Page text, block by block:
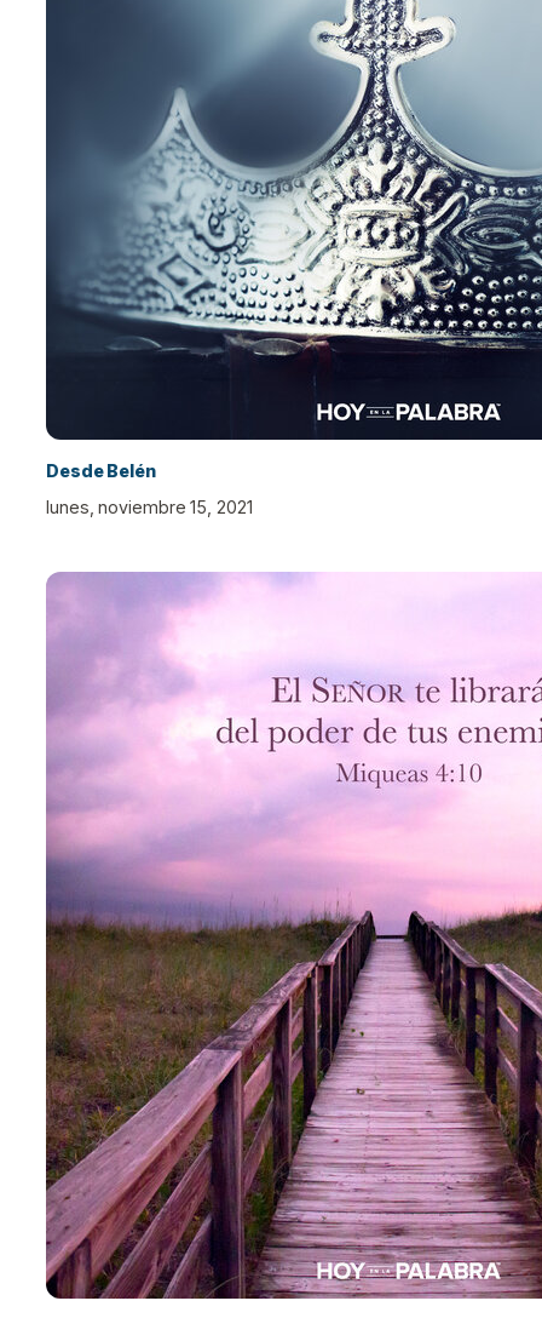
Desde Belén
lunes, noviembre 15, 2021